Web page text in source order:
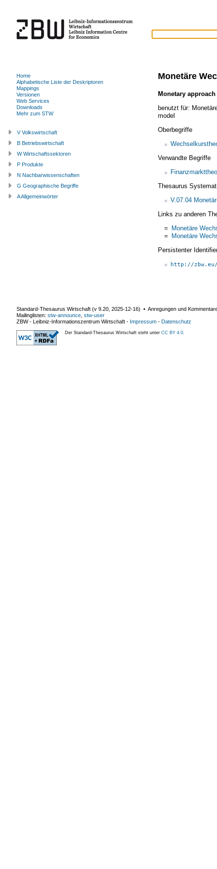
Monetäre
Monetary
benutzt für:
model
Oberbegriffe
Verwandte Begriffe
Thesaurus
V.07.04
Links zu anderen
= Monetäre
= Monetäre
Persistenter
http://
Home
Alphabetische Liste der Deskriptoren
Mappings
Versionen
Web Services
Downloads
Mehr zum STW
V Volkswirtschaft
B Betriebswirtschaft
W Wirtschaftssektoren
P Produkte
N Nachbarwissenschaften
G Geographische Begriffe
A Allgemeinwörter
Standard-Thesaurus Wirtschaft (v 9.20 2025-12-16) ▪ Anregungen und
Mailinglisten: stw-announce stw-user
ZBW - Leibniz-Informationszentrum Wirtschaft - Impressum - Datenschutz
Der Standard-Thesaurus Wirtschaft steht unter CC BY 4.0